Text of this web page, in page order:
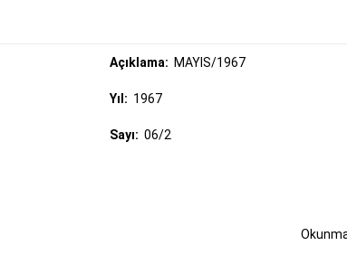
Açıklama: MAYIS/1967
Yıl: 1967
Sayı: 06/2